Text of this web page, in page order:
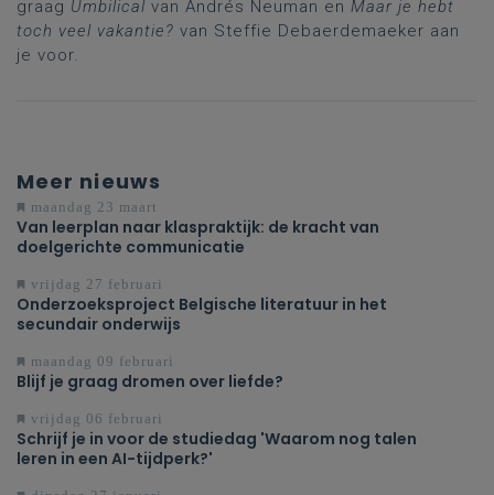
graag Umbilical van Andrés Neuman en Maar je hebt
toch veel vakantie? van Steffie Debaerdemaeker aan
je voor.
Meer nieuws
maandag 23 maart
Van leerplan naar klaspraktijk: de kracht van
doelgerichte communicatie
vrijdag 27 februari
Onderzoeksproject Belgische literatuur in het
secundair onderwijs
maandag 09 februari
Blijf je graag dromen over liefde?
vrijdag 06 februari
Schrijf je in voor de studiedag 'Waarom nog talen
leren in een AI-tijdperk?'